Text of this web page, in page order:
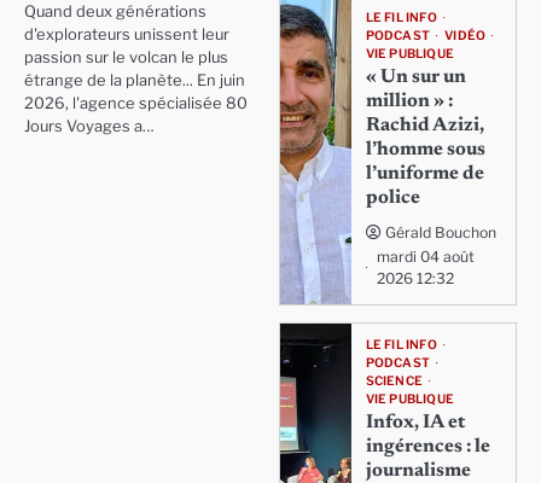
Quand deux générations
d'explorateurs unissent leur
passion sur le volcan le plus
étrange de la planète... En juin
2026, l'agence spécialisée 80
Jours Voyages a…
LE FIL INFO
PODCAST
VIDÉO
VIE PUBLIQUE
« Un sur un
million » :
Rachid Azizi,
l’homme sous
l’uniforme de
police
Gérald Bouchon
mardi 04 août
2026 12:32
LE FIL INFO
PODCAST
SCIENCE
VIE PUBLIQUE
Infox, IA et
ingérences : le
journalisme